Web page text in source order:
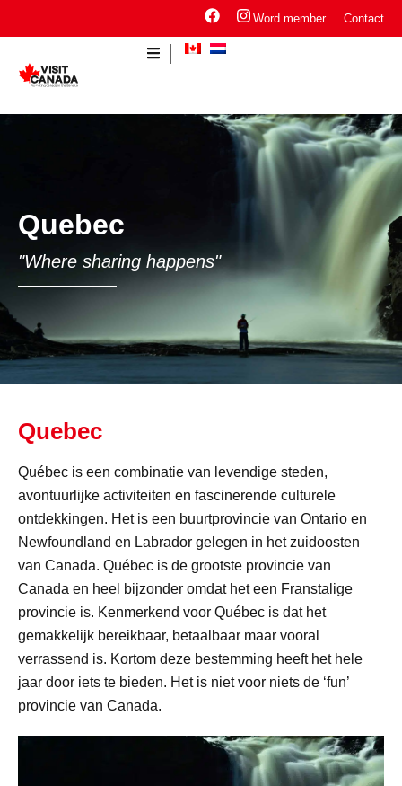
Word member Contact
Quebec
"Where sharing happens"
Quebec
Québec is een combinatie van levendige steden,
avontuurlijke activiteiten en fascinerende culturele
ontdekkingen. Het is een buurtprovincie van Ontario en
Newfoundland en Labrador gelegen in het zuidoosten
van Canada. Québec is de grootste provincie van
Canada en heel bijzonder omdat het een Franstalige
provincie is. Kenmerkend voor Québec is dat het
gemakkelijk bereikbaar, betaalbaar maar vooral
verrassend is. Kortom deze bestemming heeft het hele
jaar door iets te bieden. Het is niet voor niets de ‘fun’
provincie van Canada.